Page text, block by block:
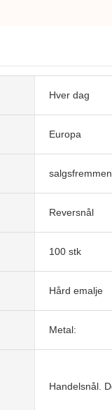
Hver dag
Europa
Reversnål
100 stk
Hård emalje
Metal:
Handelsnål.